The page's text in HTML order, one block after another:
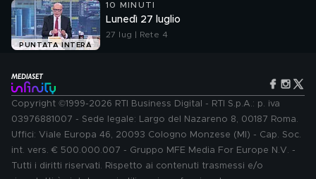
PUNTATA INTERA
10 MINUTI
Lunedì 27 luglio
27 lug | Rete 4
Copyright ©1999-2026 RTI Business Digital - RTI S.p.A.: p. iva
03976881007 - Sede legale: Largo del Nazareno 8, 00187 Roma.
Uffici: Viale Europa 46, 20093 Cologno Monzese (MI) - Cap. Soc.
int. vers. € 500.000.007 - Gruppo MFE Media For Europe N.V. -
Tutti i diritti riservati. Rispetto ai contenuti trasmessi e/o